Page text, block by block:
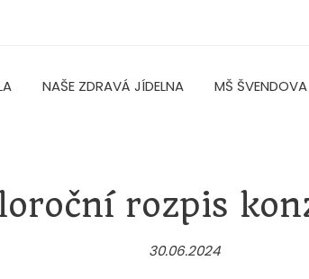
NAŠE ZDRAVÁ JÍDELNA MŠ ŠVENDOVA
rozpis
30.06.2024